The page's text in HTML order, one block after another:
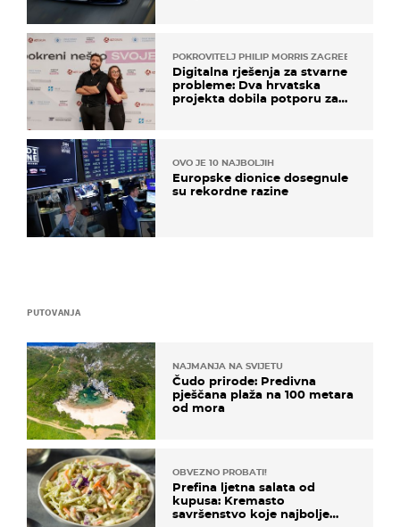
PUTOVANJA
NAJMANJA NA SVIJETU
Čudo prirode: Predivna
pješčana plaža na 100 metara
od mora
OBVEZNO PROBATI!
Prefina ljetna salata od
kupusa: Kremasto
savršenstvo koje najbolje
POKROVITELJ PHILIP MORRIS ZAGREB
Digitalna rješenja za stvarne
probleme: Dva hrvatska
projekta dobila potporu za
OVO JE 10 NAJBOLJIH
Europske dionice dosegnule
su rekordne razine